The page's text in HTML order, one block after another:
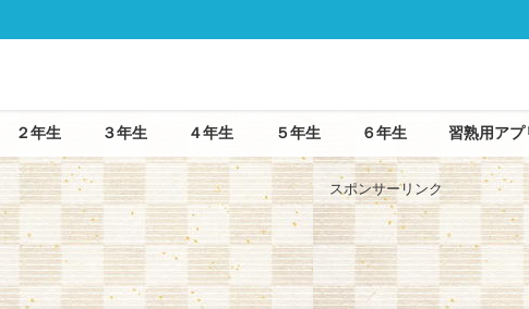
２年生 ３年生 ４年生 ５年生 ６年生 習熟用アプ
スポンサーリンク
５年生 ６年生